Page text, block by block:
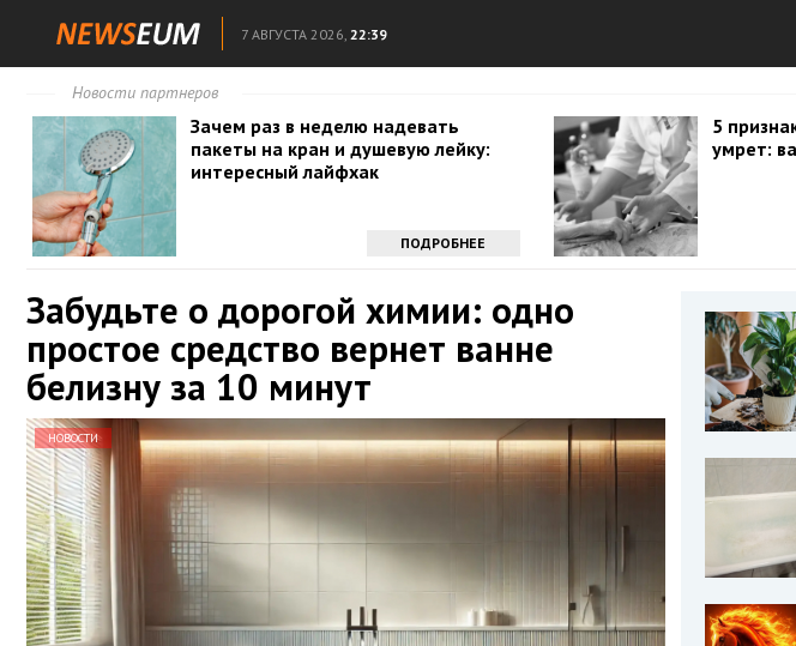
7 АВГУСТА 2026, 22:39
Новости партнеров
Зачем раз в неделю надевать
пакеты на кран и душевую лейку:
интересный лайфхак
ПОДРОБНЕЕ
5
умрет:
Забудьте о дорогой химии: одно
простое средство вернет ванне
белизну за 10 минут
НОВОСТИ